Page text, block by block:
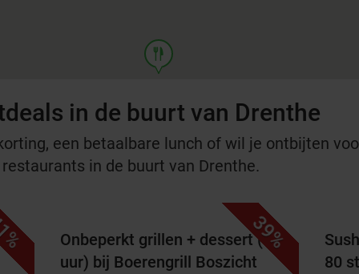
food
in de buurt van Drenthe
een betaalbare lunch of wil je ontbijten
in de buurt van Drenthe.
39%
Onbeperkt grillen + dessert (2,5
uur) bij Boerengrill Boszicht
80